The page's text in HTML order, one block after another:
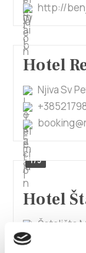
http://
Hotel
Njiva Sv
1/5
Hotel
Šetalište